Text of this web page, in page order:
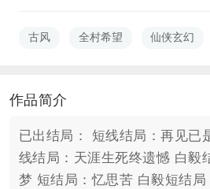
古风 全村希望 仙侠玄幻
作品简介
已出结局： 短线结局：再见已
线结局：天涯生死终遗憾 白毅
梦 短结局：忆思苦 白毅短结局